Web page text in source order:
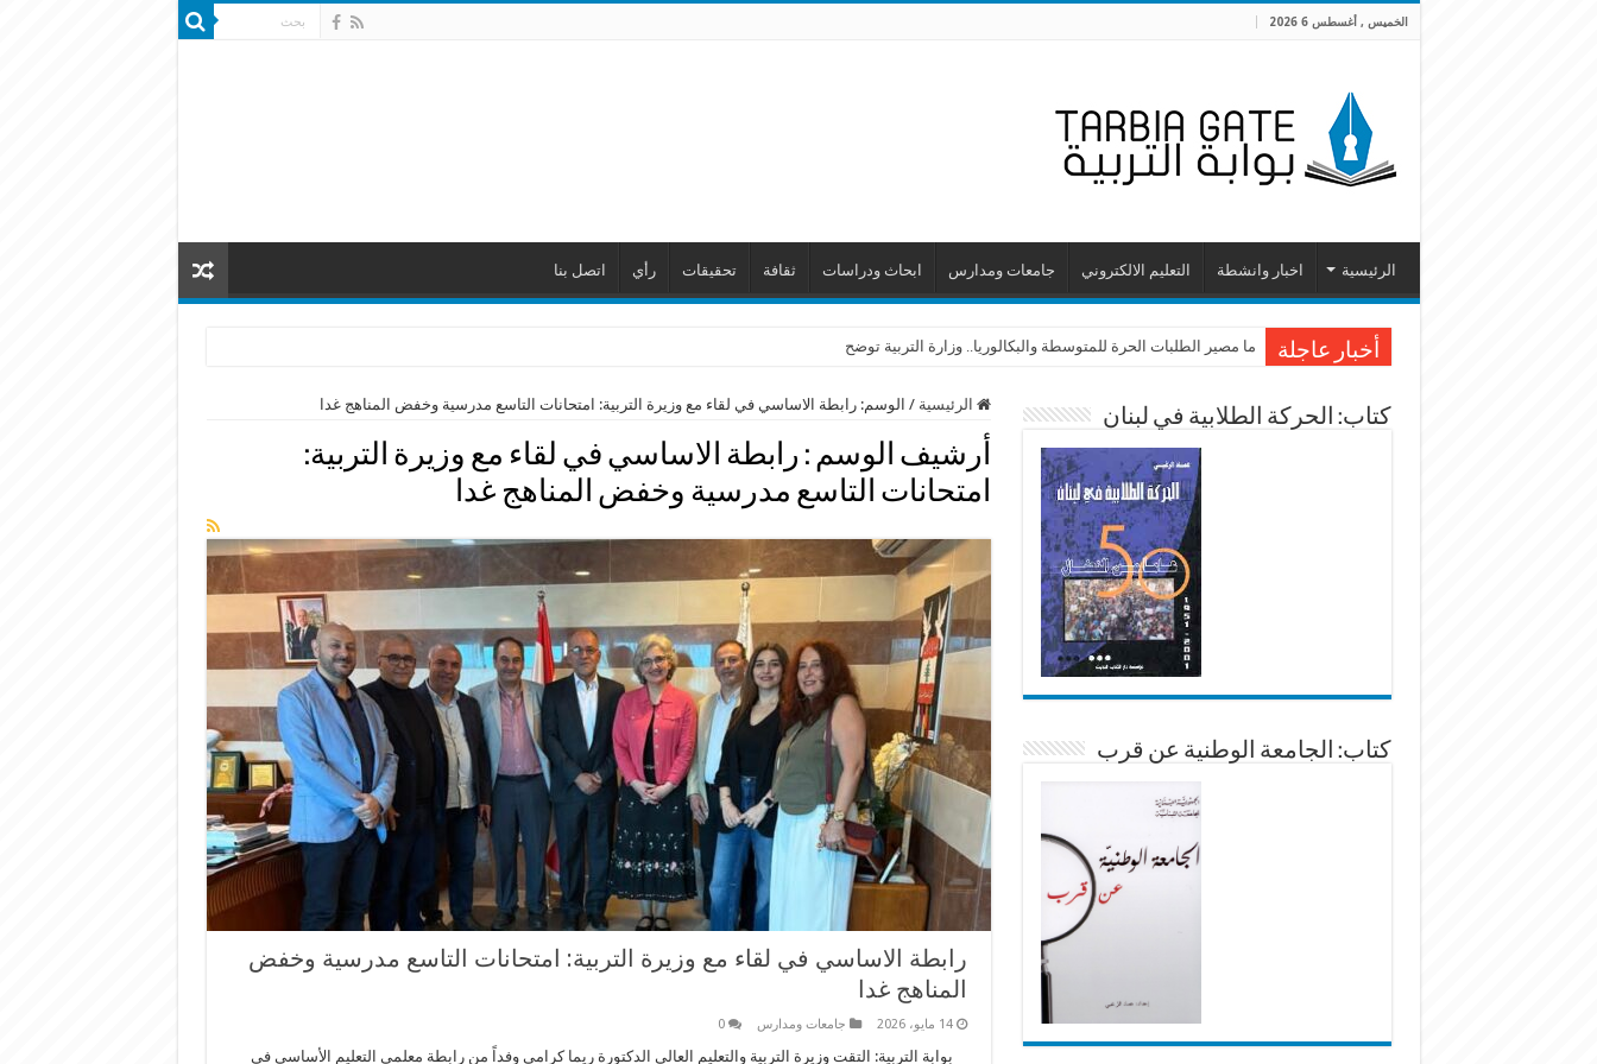
الخميس , أغسطس 6 2026
الرئيسية اخبار وانشطة التعليم الالكتروني جامعات ومدارس ابحاث ودراسات ثقافة تحقيقات رأي اتصل بنا
أخبار عاجلة ما مصير الطلبات الحرة للمتوسطة والبكالوريا.. وزارة التربية توضح
الرئيسية / الوسم:رابطة الاساسي في لقاء مع وزيرة التربية: امتحانات التاسع مدرسية وخفض المناهج غدا
أرشيف الوسم : رابطة الاساسي في لقاء مع وزيرة التربية:
امتحانات التاسع مدرسية وخفض المناهج غدا
رابطة الاساسي في لقاء مع وزيرة التربية: امتحانات التاسع مدرسية وخفض
المناهج غدا
14 مايو، 2026 جامعات ومدارس 0
بوابة التربية: التقت وزيرة التربية والتعليم العالي الدكتورة ريما كرامي وفداً من رابطة معلمي التعليم الأساسي في
كتاب: الحركة الطلابية في لبنان
كتاب: الجامعة الوطنية عن قرب